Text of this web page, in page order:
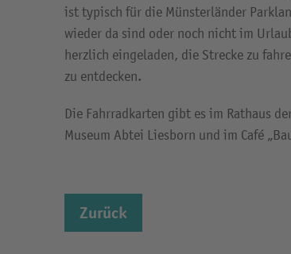
ist typisch für die Münsterländer
wieder da sind oder noch nicht im
herzlich eingeladen, die Strecke zu
zu entdecken.
Die Fahrradkarten gibt es im Rathaus
Museum Abtei Liesborn und im Café
Zurück